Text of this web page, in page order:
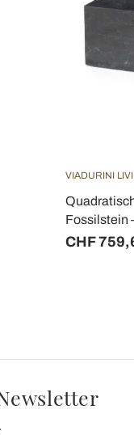
VIADURINI
Fossilstein
CHF